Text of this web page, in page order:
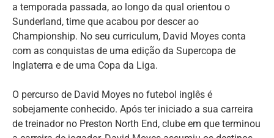
a temporada passada, ao longo da qual orientou o
Sunderland, time que acabou por descer ao
Championship. No seu curriculum, David Moyes conta
com as conquistas de uma edição da Supercopa de
Inglaterra e de uma Copa da Liga.
O percurso de David Moyes no futebol inglês é
sobejamente conhecido. Após ter iniciado a sua carreira
de treinador no Preston North End, clube em que terminou